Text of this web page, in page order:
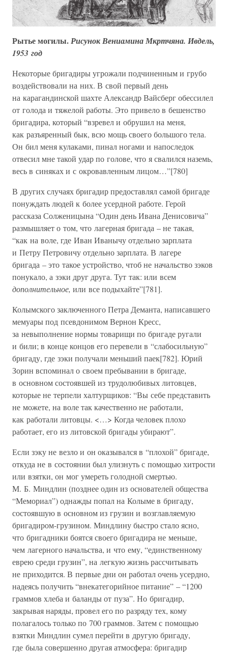
Рытье могилы.Рисунок Вениамина Мкртчяна. Ивдель,
1953 год
Некоторые бригадиры угрожали подчиненным и грубо
воздействовали на них. В свой первый день
на карагандинской шахте Александр Вайсберг обессилел
от голода и тяжелой работы. Это привело в бешенство
бригадира, который “взревел и обрушил на меня,
как разъяренный бык, всю мощь своего большого тела.
Он бил меня кулаками, пинал ногами и напоследок
отвесил мне такой удар по голове, что я свалился наземь,
весь в синяках и с окровавленным лицом…”[780]
В других случаях бригадир предоставлял самой бригаде
понуждать людей к более усердной работе. Герой
рассказа Солженицына “Один день Ивана Денисовича”
размышляет о том, что лагерная бригада – не такая,
“как на воле, где Иван Иванычу отдельно зарплата
и Петру Петровичу отдельно зарплата. В лагере
бригада – это такое устройство, чтоб не начальство зэков
понукало, а зэки друг друга. Тут так: или всем
дополнительное, или все подыхайте”[781].
Колымского заключенного Петра Деманта, написавшего
мемуары под псевдонимом Вернон Кресс,
за невыполнение нормы товарищи по бригаде ругали
и били; в конце концов его перевели в “слабосильную”
бригаду, где зэки получали меньший паек[782]. Юрий
Зорин вспоминал о своем пребывании в бригаде,
в основном состоявшей из трудолюбивых литовцев,
которые не терпели халтурщиков: “Вы себе представить
не можете, на воле так качественно не работали,
как работали литовцы. <…> Когда человек плохо
работает, его из литовской бригады убирают”.
Если зэку не везло и он оказывался в “плохой” бригаде,
откуда не в состоянии был улизнуть с помощью хитрости
или взятки, он мог умереть голодной смертью.
М. Б. Миндлин (позднее один из основателей общества
“Мемориал”) однажды попал на Колыме в бригаду,
состоявшую в основном из грузин и возглавляемую
бригадиром-грузином. Миндлину быстро стало ясно,
что бригадники боятся своего бригадира не меньше,
чем лагерного начальства, и что ему, “единственному
еврею среди грузин”, на легкую жизнь рассчитывать
не приходится. В первые дни он работал очень усердно,
надеясь получить “внекатегорийное питание” – “1200
граммов хлеба и баланды от пуза”. Но бригадир,
закрывая наряды, провел его по разряду тех, кому
полагалось только по 700 граммов. Затем с помощью
взятки Миндлин сумел перейти в другую бригаду,
где была совершенно другая атмосфера: бригадир